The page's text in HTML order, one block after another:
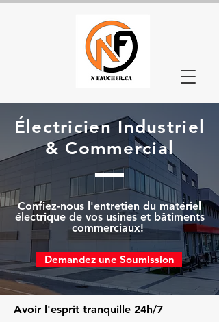
Électricien Industriel
& Commercial
Confiez-nous l'entretien du matériel
électrique de vos usines et bâtiments
commerciaux!
Demandez une Soumission
Avoir l'esprit tranquille 24h/7